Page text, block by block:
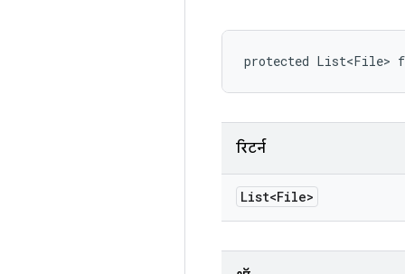
protected List<File>
रिटर्न
List<File>